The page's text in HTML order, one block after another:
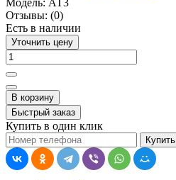
Отзывы: (0)
Есть в наличии
Уточнить цену
В корзину
Быстрый заказ
Купить в один клик
Купить